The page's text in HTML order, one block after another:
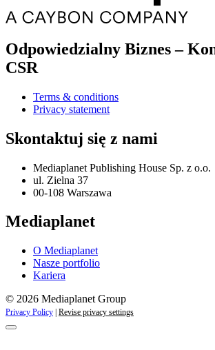
Odpowiedzialny Biznes –
CSR
Terms & conditions
Privacy statement
Skontaktuj się z nami
Mediaplanet Publishing House Sp. z o.o.
ul. Zielna 37
00-108 Warszawa
Mediaplanet
O Mediaplanet
Nasze portfolio
Kariera
© 2026 Mediaplanet Group
Privacy Policy Revise privacy settings